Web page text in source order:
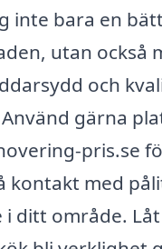
inte bara en
utan också
och
gärna
pris.se
kontakt med
i ditt område.